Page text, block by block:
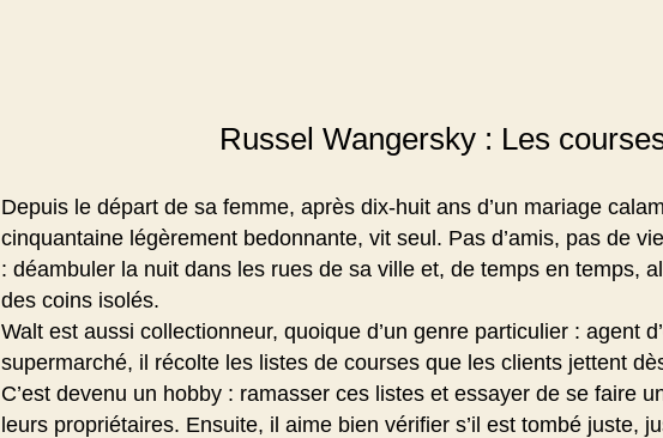
Russel Wangersky : Les
Depuis le départ de sa femme, après dix-huit ans d’un mariage
cinquantaine légèrement bedonnante, vit seul. Pas d’amis, pas de
: déambuler la nuit dans les rues de sa ville et, de temps en temps,
des coins isolés.
Walt est aussi collectionneur, quoique d’un genre particulier : agent
supermarché, il récolte les listes de courses que les clients jettent
C’est devenu un hobby : ramasser ces listes et essayer de se faire
leurs propriétaires. Ensuite, il aime bien vérifier s’il est tombé juste,